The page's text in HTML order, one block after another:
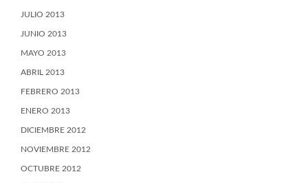
JULIO 2013
JUNIO 2013
MAYO 2013
ABRIL 2013
FEBRERO 2013
ENERO 2013
DICIEMBRE 2012
NOVIEMBRE 2012
OCTUBRE 2012